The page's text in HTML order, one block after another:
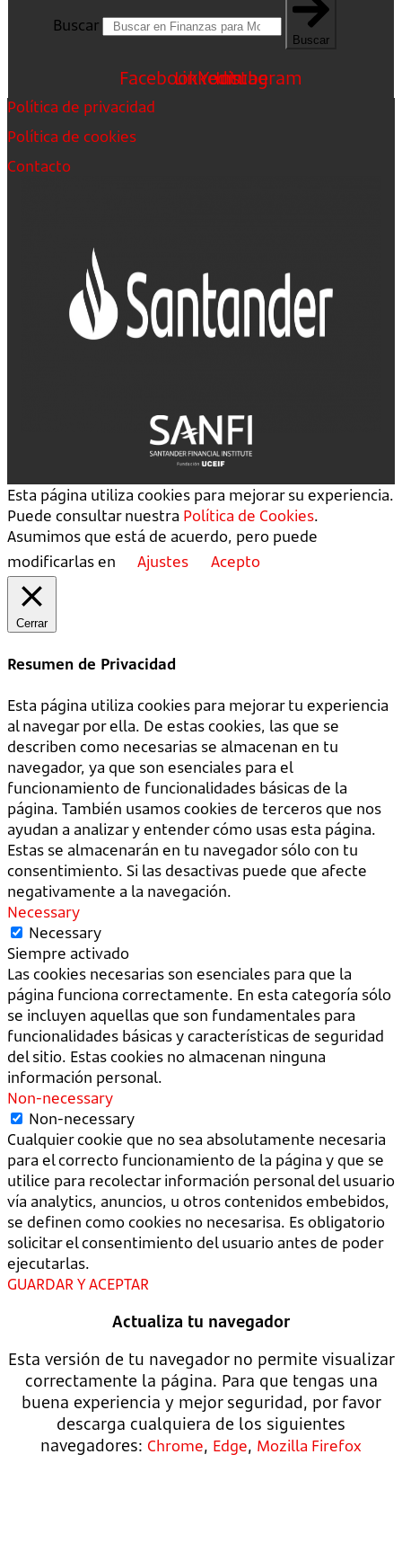
Buscar
Buscar
FacebookLinkedin
Youtube
Instagram
Política de privacidad
Política de cookies
Contacto
Esta página utiliza cookies para mejorar su experiencia.
Puede consultar nuestra Política de Cookies.
Asumimos que está de acuerdo, pero puede
modificarlas en
Ajustes Acepto
Cerrar
Resumen de Privacidad
Esta página utiliza cookies para mejorar tu experiencia
al navegar por ella. De estas cookies, las que se
describen como necesarias se almacenan en tu
navegador, ya que son esenciales para el
funcionamiento de funcionalidades básicas de la
página. También usamos cookies de terceros que nos
ayudan a analizar y entender cómo usas esta página.
Estas se almacenarán en tu navegador sólo con tu
consentimiento. Si las desactivas puede que afecte
negativamente a la navegación.
Necessary
Necessary
Siempre activado
Las cookies necesarias son esenciales para que la
página funciona correctamente. En esta categoría sólo
se incluyen aquellas que son fundamentales para
funcionalidades básicas y características de seguridad
del sitio. Estas cookies no almacenan ninguna
información personal.
Non-necessary
Non-necessary
Cualquier cookie que no sea absolutamente necesaria
para el correcto funcionamiento de la página y que se
utilice para recolectar información personal del usuario
vía analytics, anuncios, u otros contenidos embebidos,
se definen como cookies no necesarisa. Es obligatorio
solicitar el consentimiento del usuario antes de poder
ejecutarlas.
GUARDAR Y ACEPTAR
Actualiza tu navegador
Esta versión de tu navegador no permite visualizar
correctamente la página. Para que tengas una
buena experiencia y mejor seguridad, por favor
descarga cualquiera de los siguientes
navegadores: Chrome, Edge, Mozilla Firefox